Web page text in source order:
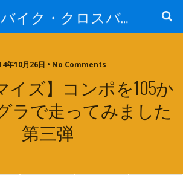
ロードバイク・クロスバイク探索
年10月26日 • No Comments
イズ】コンポを105か
ラで走ってみました
第三弾